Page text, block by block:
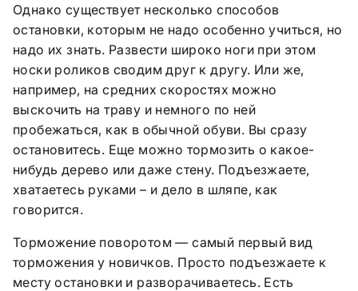
Однако существует несколько способов
остановки, которым не надо особенно учиться, но
надо их знать. Развести широко ноги при этом
носки роликов сводим друг к другу. Или же,
например, на средних скоростях можно
выскочить на траву и немного по ней
пробежаться, как в обычной обуви. Вы сразу
остановитесь. Еще можно тормозить о какое-
нибудь дерево или даже стену. Подъезжаете,
хватаетесь руками – и дело в шляпе, как
говорится.
Торможение поворотом — самый первый вид
торможения у новичков. Просто подъезжаете к
месту остановки и разворачиваетесь. Есть